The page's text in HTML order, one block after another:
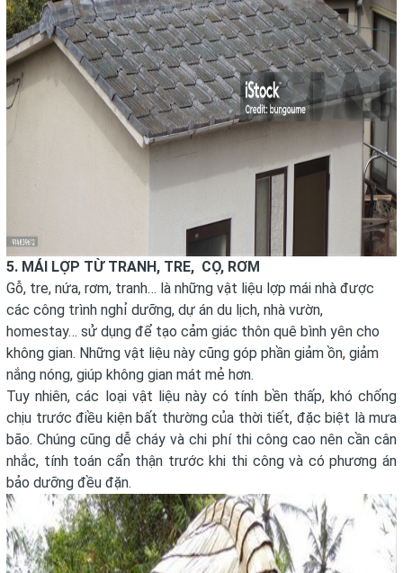
5. MÁI LỢP TỪ TRANH, TRE, CỌ, RƠM
Gỗ, tre, nứa, rơm, tranh… là những vật liệu lợp mái nhà được
các công trình nghỉ dưỡng, dự án du lịch, nhà vườn,
homestay… sử dụng để tạo cảm giác thôn quê bình yên cho
không gian. Những vật liệu này cũng góp phần giảm ồn, giảm
nắng nóng, giúp không gian mát mẻ hơn.
Tuy nhiên, các loại vật liệu này có tính bền thấp, khó chống
chịu trước điều kiện bất thường của thời tiết, đặc biệt là mưa
bão. Chúng cũng dễ cháy và chi phí thi công cao nên cần cân
nhắc, tính toán cẩn thận trước khi thi công và có phương án
bảo dưỡng đều đặn.